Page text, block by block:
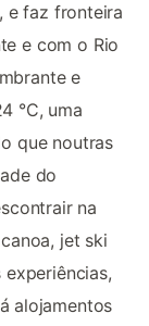
e faz fronteira
e com o Rio
e
°C, uma
que noutras
do
na
jet ski
alojamentos